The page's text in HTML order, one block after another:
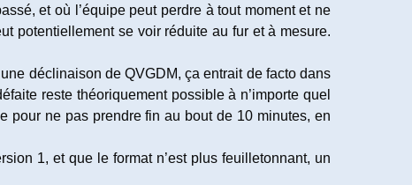
et où l’équipe peut perdre à tout moment et ne
potentiellement se voir réduite au fur et à mesure.
déclinaison de QVGDM, ça entrait de facto dans
reste théoriquement possible à n’importe quel
pour ne pas prendre fin au bout de 10 minutes, en
1, et que le format n’est plus feuilletonnant, un